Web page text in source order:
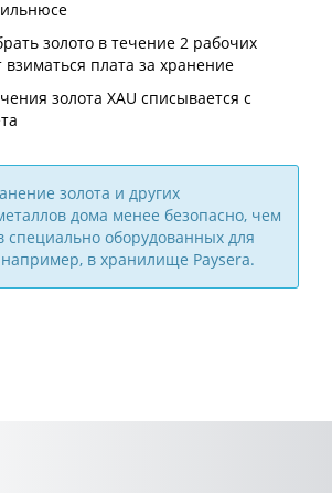
золото в течение 2 рабочих
взиматься плата за хранение
золота XAU списывается с
золота и других
дома менее безопасно, чем
специально оборудованных для
например, в хранилище Paysera.